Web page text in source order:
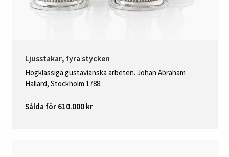
Ljusstakar, fyra stycken
Högklassiga gustavianska arbeten. Johan Abraham
Hallard, Stockholm 1788.
Sålda för 610.000 kr